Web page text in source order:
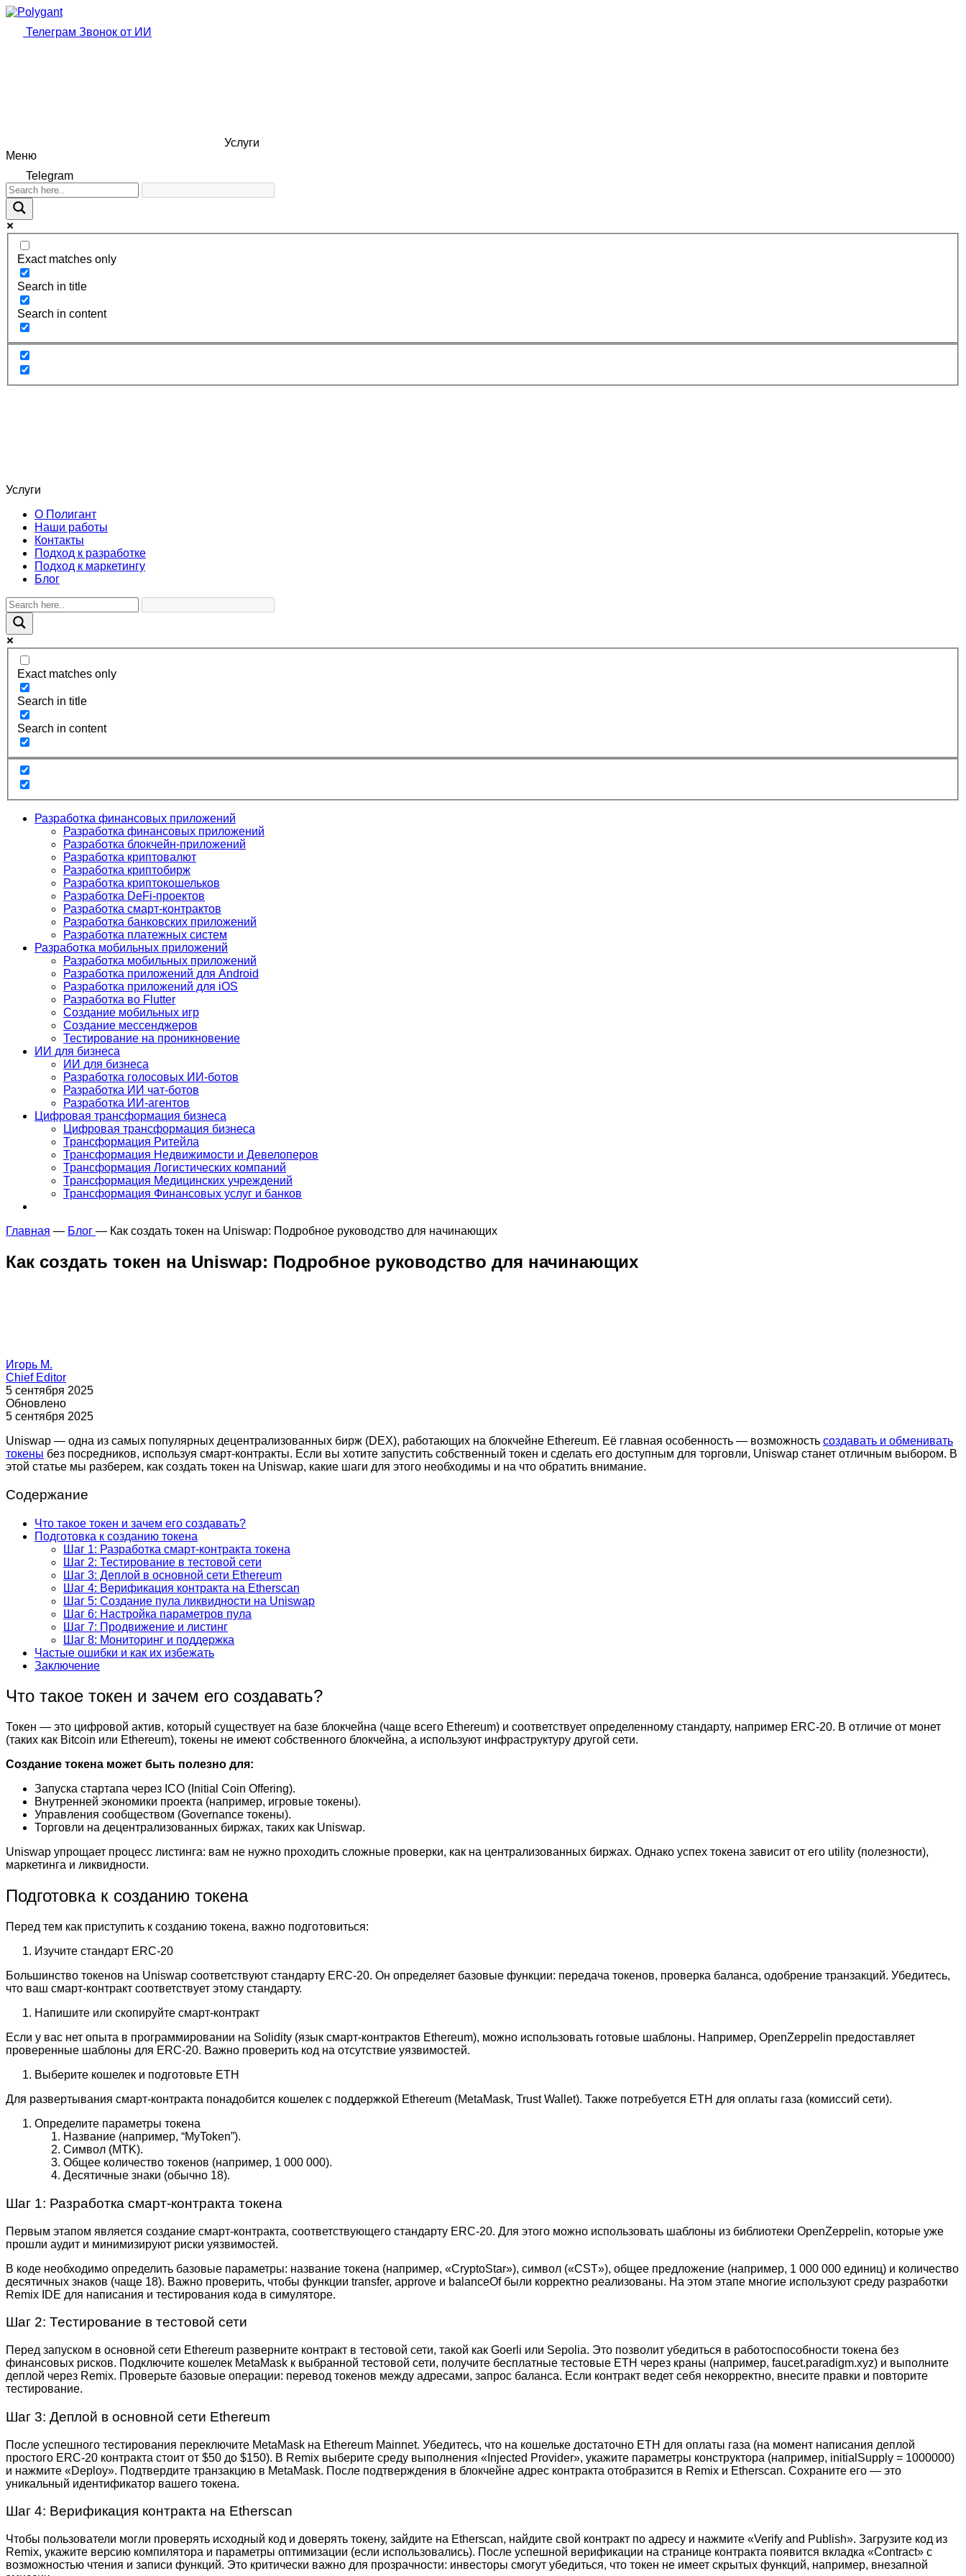
Телеграм Звонок от ИИ
Услуги
Меню
Telegram
Exact matches only
Search in title
Search in content
Услуги
О Полигант
Наши работы
Контакты
Подход к разработке
Подход к маркетингу
Блог
Exact matches only
Search in title
Search in content
Разработка финансовых приложений
Разработка финансовых приложений
Разработка блокчейн-приложений
Разработка криптовалют
Разработка криптобирж
Разработка криптокошельков
Разработка DeFi-проектов
Разработка смарт-контрактов
Разработка банковских приложений
Разработка платежных систем
Разработка мобильных приложений
Разработка мобильных приложений
Разработка приложений для Android
Разработка приложений для iOS
Разработка во Flutter
Создание мобильных игр
Создание мессенджеров
Тестирование на проникновение
ИИ для бизнеса
ИИ для бизнеса
Разработка голосовых ИИ-ботов
Разработка ИИ чат-ботов
Разработка ИИ-агентов
Цифровая трансформация бизнеса
Цифровая трансформация бизнеса
Трансформация Ритейла
Трансформация Недвижимости и Девелоперов
Трансформация Логистических компаний
Трансформация Медицинских учреждений
Трансформация Финансовых услуг и банков
Главная — Блог — Как создать токен на Uniswap: Подробное руководство для начинающих
Как создать токен на Uniswap: Подробное руководство для начинающих
Игорь М.
Chief Editor
5 сентября 2025
Обновлено
5 сентября 2025
Uniswap — одна из самых популярных децентрализованных бирж (DEX), работающих на блокчейне Ethereum. Её главная особенность — возможность создавать и обменивать
токены без посредников, используя смарт-контракты. Если вы хотите запустить собственный токен и сделать его доступным для торговли, Uniswap станет отличным выбором. В
этой статье мы разберем, как создать токен на Uniswap, какие шаги для этого необходимы и на что обратить внимание.
Содержание
Что такое токен и зачем его создавать?
Подготовка к созданию токена
Шаг 1: Разработка смарт-контракта токена
Шаг 2: Тестирование в тестовой сети
Шаг 3: Деплой в основной сети Ethereum
Шаг 4: Верификация контракта на Etherscan
Шаг 5: Создание пула ликвидности на Uniswap
Шаг 6: Настройка параметров пула
Шаг 7: Продвижение и листинг
Шаг 8: Мониторинг и поддержка
Частые ошибки и как их избежать
Заключение
Что такое токен и зачем его создавать?
Токен — это цифровой актив, который существует на базе блокчейна (чаще всего Ethereum) и соответствует определенному стандарту, например ERC-20. В отличие от монет
(таких как Bitcoin или Ethereum), токены не имеют собственного блокчейна, а используют инфраструктуру другой сети.
Создание токена может быть полезно для:
Запуска стартапа через ICO (Initial Coin Offering).
Внутренней экономики проекта (например, игровые токены).
Управления сообществом (Governance токены).
Торговли на децентрализованных биржах, таких как Uniswap.
Uniswap упрощает процесс листинга: вам не нужно проходить сложные проверки, как на централизованных биржах. Однако успех токена зависит от его utility (полезности),
маркетинга и ликвидности.
Подготовка к созданию токена
Перед тем как приступить к созданию токена, важно подготовиться:
Изучите стандарт ERC-20
Большинство токенов на Uniswap соответствуют стандарту ERC-20. Он определяет базовые функции: передача токенов, проверка баланса, одобрение транзакций. Убедитесь,
что ваш смарт-контракт соответствует этому стандарту.
Напишите или скопируйте смарт-контракт
Если у вас нет опыта в программировании на Solidity (язык смарт-контрактов Ethereum), можно использовать готовые шаблоны. Например, OpenZeppelin предоставляет
проверенные шаблоны для ERC-20. Важно проверить код на отсутствие уязвимостей.
Выберите кошелек и подготовьте ETH
Для развертывания смарт-контракта понадобится кошелек с поддержкой Ethereum (MetaMask, Trust Wallet). Также потребуется ETH для оплаты газа (комиссий сети).
Определите параметры токена
Название (например, “MyToken”).
Символ (MTK).
Общее количество токенов (например, 1 000 000).
Десятичные знаки (обычно 18).
Шаг 1: Разработка смарт-контракта токена
Первым этапом является создание смарт-контракта, соответствующего стандарту ERC-20. Для этого можно использовать шаблоны из библиотеки OpenZeppelin, которые уже
прошли аудит и минимизируют риски уязвимостей.
В коде необходимо определить базовые параметры: название токена (например, «CryptoStar»), символ («CST»), общее предложение (например, 1 000 000 единиц) и количество
десятичных знаков (чаще 18). Важно проверить, чтобы функции transfer, approve и balanceOf были корректно реализованы. На этом этапе многие используют среду разработки
Remix IDE для написания и тестирования кода в симуляторе.
Шаг 2: Тестирование в тестовой сети
Перед запуском в основной сети Ethereum разверните контракт в тестовой сети, такой как Goerli или Sepolia. Это позволит убедиться в работоспособности токена без
финансовых рисков. Подключите кошелек MetaMask к выбранной тестовой сети, получите бесплатные тестовые ETH через краны (например, faucet.paradigm.xyz) и выполните
деплой через Remix. Проверьте базовые операции: перевод токенов между адресами, запрос баланса. Если контракт ведет себя некорректно, внесите правки и повторите
тестирование.
Шаг 3: Деплой в основной сети Ethereum
После успешного тестирования переключите MetaMask на Ethereum Mainnet. Убедитесь, что на кошельке достаточно ETH для оплаты газа (на момент написания деплой
простого ERC-20 контракта стоит от $50 до $150). В Remix выберите среду выполнения «Injected Provider», укажите параметры конструктора (например, initialSupply = 1000000)
и нажмите «Deploy». Подтвердите транзакцию в MetaMask. После подтверждения в блокчейне адрес контракта отобразится в Remix и Etherscan. Сохраните его — это
уникальный идентификатор вашего токена.
Шаг 4: Верификация контракта на Etherscan
Чтобы пользователи могли проверять исходный код и доверять токену, зайдите на Etherscan, найдите свой контракт по адресу и нажмите «Verify and Publish». Загрузите код из
Remix, укажите версию компилятора и параметры оптимизации (если использовались). После успешной верификации на странице контракта появится вкладка «Contract» с
возможностью чтения и записи функций. Это критически важно для прозрачности: инвесторы смогут убедиться, что токен не имеет скрытых функций, например, внезапной